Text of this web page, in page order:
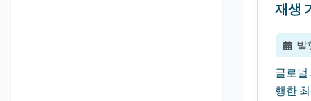
재생
발
글로벌
행한